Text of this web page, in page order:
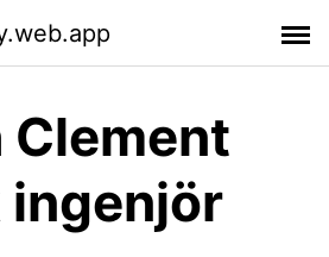
Clement